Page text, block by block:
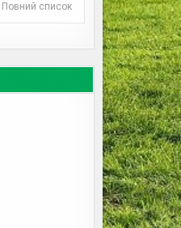
Повний список